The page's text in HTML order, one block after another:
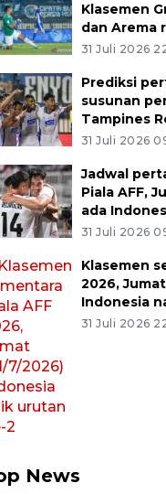
Klasemen
dan Arema
31 Juli 2026
Prediksi
susunan
Tampines
31 Juli 2026
Jadwal
Piala AFF,
ada
31 Juli 2026
Klasemen
2026,
Indonesia
31 Juli 2026
News